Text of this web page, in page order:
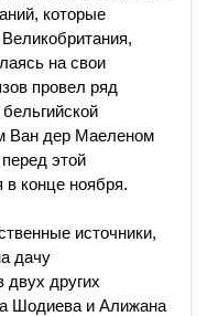
которые
на свои
провел ряд
Ван дер Маеленом
этой
в конце ноября.
источники,
дачу
двух других
Шодиева и Алижана